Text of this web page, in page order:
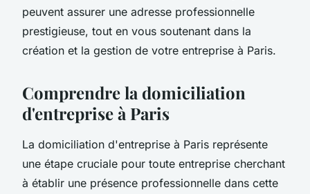
peuvent assurer une adresse professionnelle
prestigieuse, tout en vous soutenant dans la
création et la gestion de votre entreprise à Paris.
Comprendre la domiciliation
d'entreprise à Paris
La domiciliation d'entreprise à Paris représente
une étape cruciale pour toute entreprise cherchant
à établir une présence professionnelle dans cette